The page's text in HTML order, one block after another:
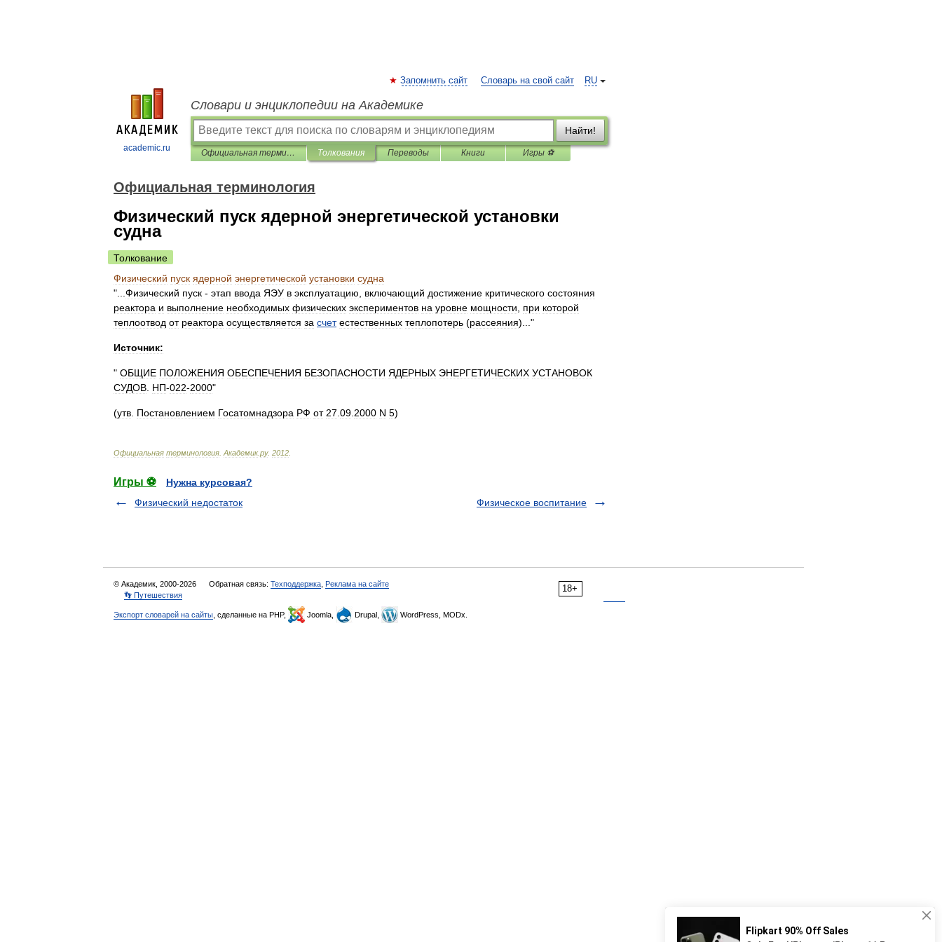
academic.ru
RU
Запомнить сайт Словарь на свой сайт
Словари и энциклопедии на Академике
Найти!
Официальная терминология Толкования Переводы Книги Игры ⚽
Официальная терминология
Физический пуск ядерной энергетической установки
судна
Толкование
Физический пуск ядерной энергетической установки судна
"... Физический пуск - этап ввода ЯЭУ в эксплуатацию включающий достижение критического состояния
реактора и выполнение необходимых физических экспериментов на уровне мощности при которой
теплоотвод от реактора осуществляется за счет естественных теплопотерь (рассеяния)..."
Источник:
" ОБЩИЕ ПОЛОЖЕНИЯ ОБЕСПЕЧЕНИЯ БЕЗОПАСНОСТИ ЯДЕРНЫХ ЭНЕРГЕТИЧЕСКИХ УСТАНОВОК
СУДОВ НП-022-2000"
(утв Постановлением Госатомнадзора РФ от 27 09 2000 N 5)
Официальная терминология Академик.ру. 2012
Игры ⚽
Нужна курсовая?
Физический недостаток
Физическое воспитание
18+
© Академик, 2000-2026 Обратная связь: Техподдержка Реклама на сайте
👣 Путешествия
Экспорт словарей на сайты , сделанные на PHP, Joomla, Drupal, WordPress, MODx.